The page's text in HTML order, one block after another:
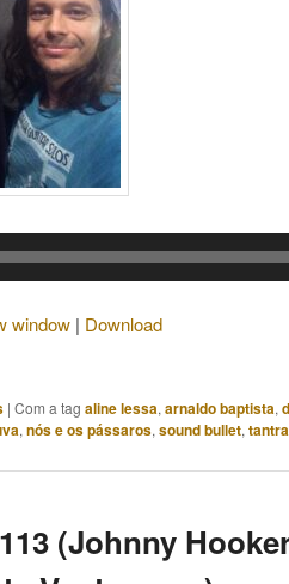
window | Download
| Com a tag aline lessa, arnaldo baptista,
, nós e os pássaros, sound bullet, tantra
(Johnny